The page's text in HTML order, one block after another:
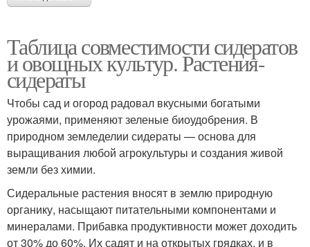
Таблица совместимости сидератов
и овощных культур. Растения-
сидераты
Чтобы сад и огород радовал вкусными богатыми
урожаями, применяют зеленые биоудобрения. В
природном земледелии сидераты — основа для
выращивания любой агрокультуры и создания живой
земли без химии.
Сидеральные растения вносят в землю природную
органику, насыщают питательными компонентами и
минералами. Прибавка продуктивности может доходить
от 30% до 60%. Их садят и на открытых грядках, и в